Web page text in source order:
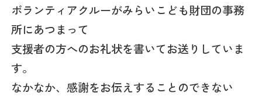
ボランティアクルーがみらいこども財団の事務
所にあつまって
支援者の方へのお礼状を書いてお送りしていま
す。
なかなか、感謝をお伝えすることのできない